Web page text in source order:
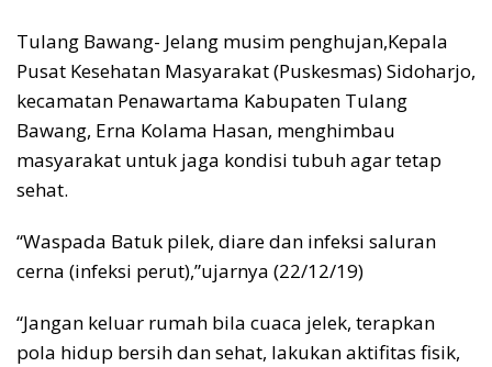
Tulang Bawang- Jelang musim penghujan,Kepala
Pusat Kesehatan Masyarakat (Puskesmas) Sidoharjo,
kecamatan Penawartama Kabupaten Tulang
Bawang, Erna Kolama Hasan, menghimbau
masyarakat untuk jaga kondisi tubuh agar tetap
sehat.
“Waspada Batuk pilek, diare dan infeksi saluran
cerna (infeksi perut),”ujarnya (22/12/19)
“Jangan keluar rumah bila cuaca jelek, terapkan
pola hidup bersih dan sehat, lakukan aktifitas fisik,